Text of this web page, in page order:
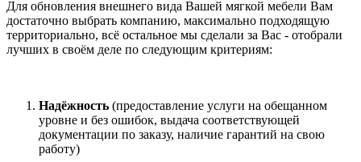
Для обновления внешнего вида Вашей мягкой мебели Вам
достаточно выбрать компанию, максимально подходящую
территориально, всё остальное мы сделали за Вас - отобрали
лучших в своём деле по следующим критериям:
Надёжность (предоставление услуги на обещанном
уровне и без ошибок, выдача соответствующей
документации по заказу, наличие гарантий на свою
работу)